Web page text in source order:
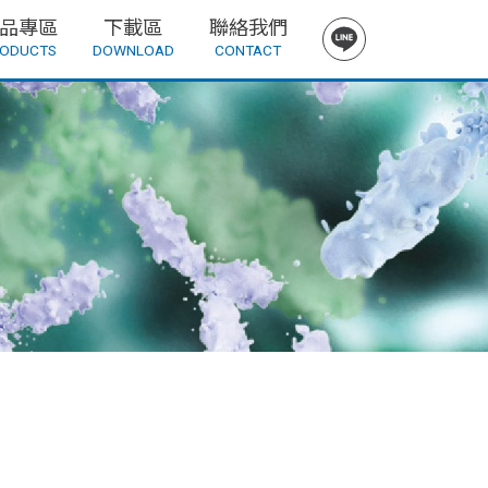
專區 下載區
DOWNLOAD
聯絡我們
CONTACT